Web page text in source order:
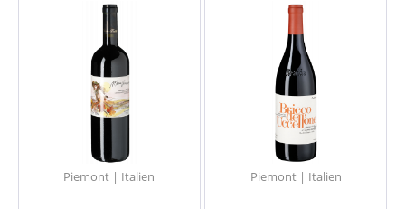
Piemont | Italien Piemont | Italien